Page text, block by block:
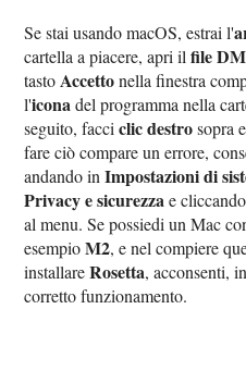
Se stai usando macOS, estrai l'
cartella a piacere, apri ilfile
tasto Accettonella finestra
l'iconadel programma nella
seguito, facciclic destrosopra
fare ciò compare un errore,
andando inImpostazioni di
Privacy e sicurezzae
al menu. Se possiedi un Mac
esempioM2, e nel compiere
installareRosetta, acconsenti,
corretto funzionamento.